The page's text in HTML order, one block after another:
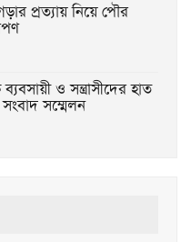
প্রত্যায় নিয়ে পৌর
ও সন্ত্রাসীদের হাত
সম্মেলন